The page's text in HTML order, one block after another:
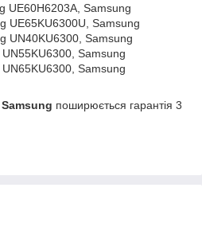
UE60H6203A, Samsung
UE65KU6300U, Samsung
UN40KU6300, Samsung
Samsung
Samsung
Samsung поширюється гарантія 3